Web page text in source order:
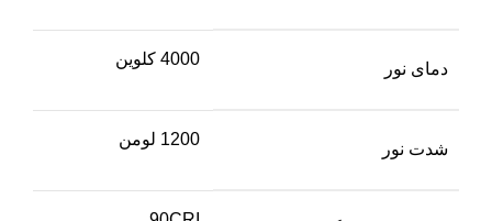
دمای نور
4000 کلوین
شدت نور
1200 لومن